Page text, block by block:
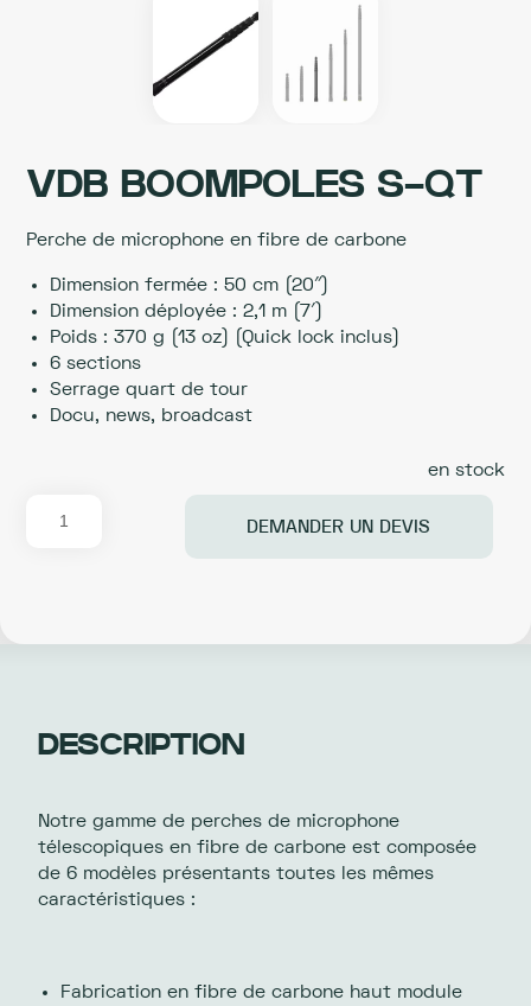
VDB BOOMPOLES S-QT
Perche de microphone en fibre de carbone
Dimension fermée : 50 cm (20″)
Dimension déployée : 2,1 m (7′)
Poids : 370 g (13 oz) (Quick lock inclus)
6 sections
Serrage quart de tour
Docu, news, broadcast
en stock
DEMANDER UN DEVIS
DESCRIPTION
Notre gamme de perches de microphone
télescopiques en fibre de carbone est composée
de 6 modèles présentants toutes les mêmes
caractéristiques :
Fabrication en fibre de carbone haut module